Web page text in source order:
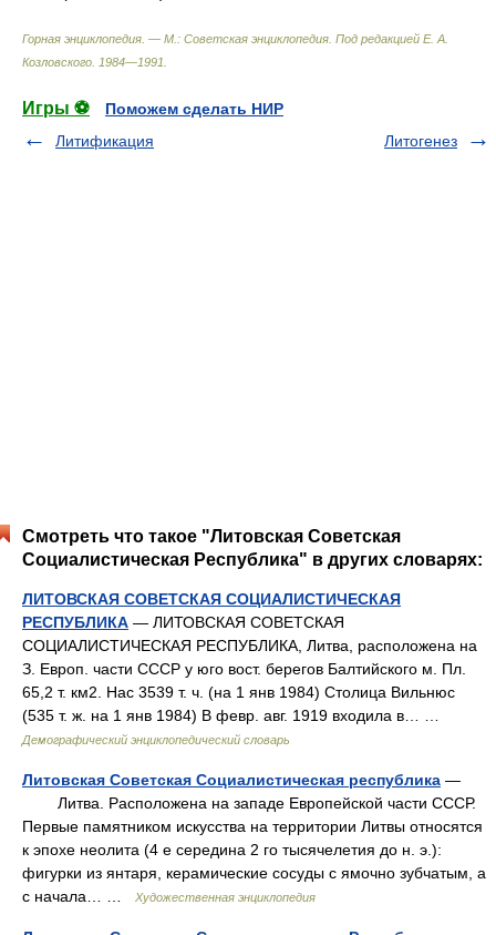
Горная энциклопедия. — М.: Советская энциклопедия Под редакцией Е. А.
Козловского 1984—1991
Игры ⚽
Поможем сделать НИР
Литификация
Литогенез
Смотреть что такое "Литовская Советская
Социалистическая Республика" в других словарях:
ЛИТОВСКАЯ СОВЕТСКАЯ СОЦИАЛИСТИЧЕСКАЯ
РЕСПУБЛИКА — ЛИТОВСКАЯ СОВЕТСКАЯ
СОЦИАЛИСТИЧЕСКАЯ РЕСПУБЛИКА, Литва, расположена на
З. Европ. части СССР у юго воcт. берегов Балтийского м. Пл.
65,2 т. км2. Нас 3539 т. ч. (на 1 янв 1984) Столица Вильнюс
(535 т. ж. на 1 янв 1984) В февр. авг. 1919 входила в… …
Демографический энциклопедический словарь
Литовская Советская Социалистическая республика —
Литва. Расположена на западе Европейской части СССР.
Первые памятником искусства на территории Литвы относятся
к эпохе неолита (4 е середина 2 го тысячелетия до н. э.):
фигурки из янтаря, керамические сосуды с ямочно зубчатым, а
с начала… …
Художественная энциклопедия